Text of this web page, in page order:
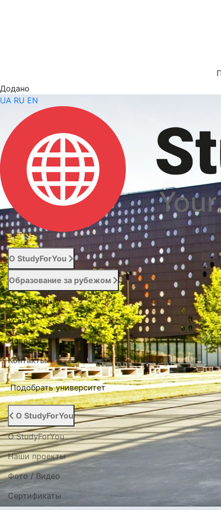
Додано
UA RU EN
О StudyForYou
Образование за рубежом
Абитуриенту
Услуги
Новости
Контакты
Подобрать университет
О StudyForYou
О StudyForYou
Наши проекты
Фото / Видео
Cертификаты